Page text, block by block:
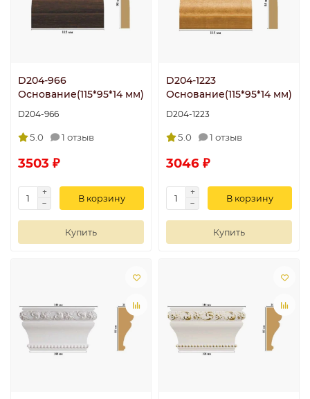
D204-966
Основание(115*95*14 мм)
D204-966
5.0 1 отзыв
3503 ₽
В корзину
Купить
D204-1223
Основание(115*95*14 мм)
D204-1223
5.0 1 отзыв
3046 ₽
В корзину
Купить